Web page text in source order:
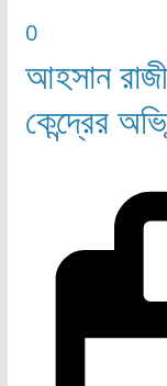
0
আহসান
কেন্দ্রের